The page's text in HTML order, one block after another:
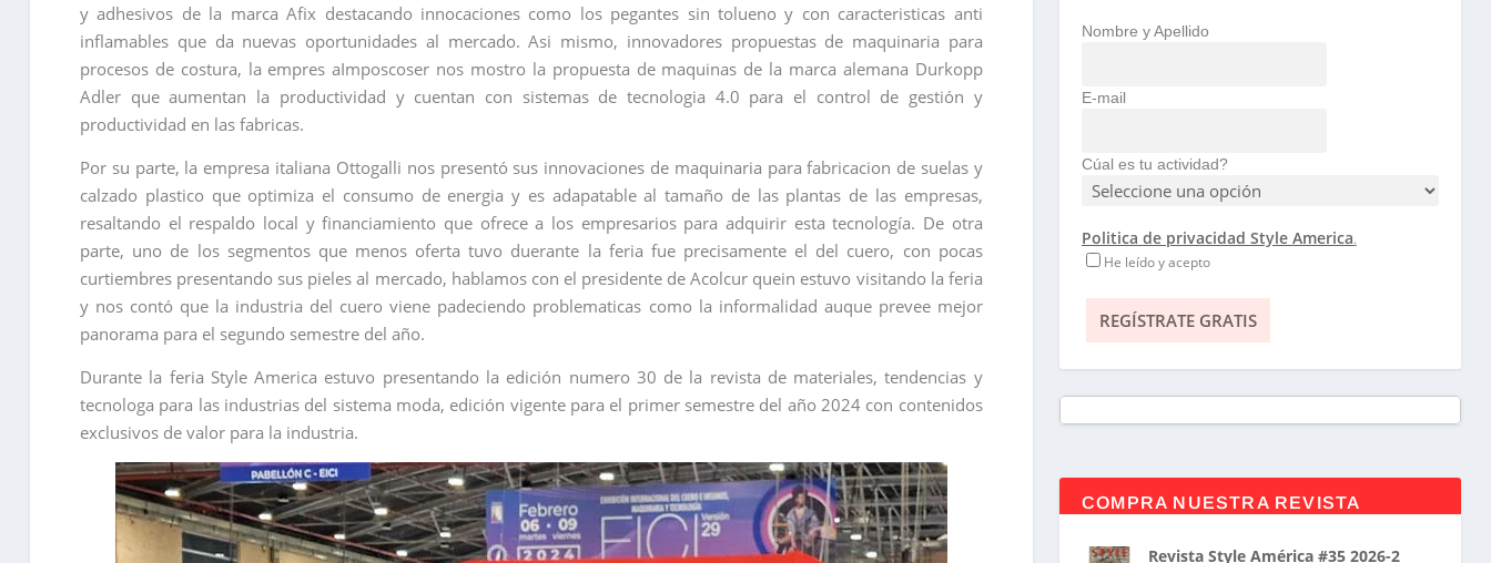
y adhesivos de la marca Afix destacando innocaciones como los pegantes sin tolueno y con caracteristicas anti
inflamables que da nuevas oportunidades al mercado. Asi mismo, innovadores propuestas de maquinaria para
procesos de costura, la empres aImposcoser nos mostro la propuesta de maquinas de la marca alemana Durkopp
Adler que aumentan la productividad y cuentan con sistemas de tecnologia 4.0 para el control de gestión y
productividad en las fabricas.
Por su parte, la empresa italiana Ottogalli nos presentó sus innovaciones de maquinaria para fabricacion de suelas y
calzado plastico que optimiza el consumo de energia y es adapatable al tamaño de las plantas de las empresas,
resaltando el respaldo local y financiamiento que ofrece a los empresarios para adquirir esta tecnología. De otra
parte, uno de los segmentos que menos oferta tuvo duerante la feria fue precisamente el del cuero, con pocas
curtiembres presentando sus pieles al mercado, hablamos con el presidente de Acolcur quein estuvo visitando la feria
y nos contó que la industria del cuero viene padeciendo problematicas como la informalidad auque prevee mejor
panorama para el segundo semestre del año.
Durante la feria Style America estuvo presentando la edición numero 30 de la revista de materiales, tendencias y
tecnologa para las industrias del sistema moda, edición vigente para el primer semestre del año 2024 con contenidos
exclusivos de valor para la industria.
Nombre y Apellido
E-mail
Cúal es tu actividad?
Politica de privacidad Style America.
He leído y acepto
COMPRA NUESTRA REVISTA
Revista Style América #35 2026-2